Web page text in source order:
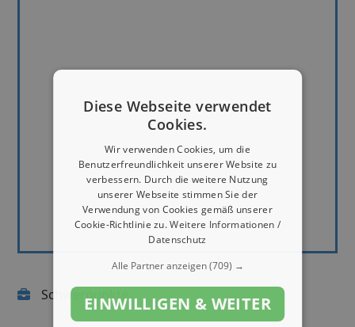
Schwerpunkte:
Diese Webseite verwendet
Cookies.
Wir verwenden Cookies, um die
Benutzerfreundlichkeit unserer Website zu
verbessern. Durch die weitere Nutzung
unserer Webseite stimmen Sie der
Verwendung von Cookies gemäß unserer
Cookie-Richtlinie zu.Weitere Informationen /
Datenschutz
Alle Partner anzeigen(709) →
EINWILLIGEN & WEITER